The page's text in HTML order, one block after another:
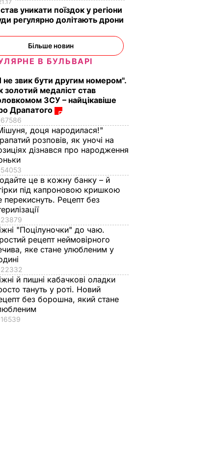
без
УКРАЇНІ
уникати поїздок у регіони
регулярно долітають дрони
Більше новин
В БУЛЬВАРІ
не звик бути другим номером".
золотий медаліст став
ЗСУ – найцікавіше
Драпатого
67586
доця народилася!"
розповів, як уночі на
дізнався про народження
54053
це в кожну банку – й
під капроновою кришкою
перекиснуть. Рецепт без
23879
"Поцілуночки" до чаю.
рецепт неймовірного
яке стане улюбленим у
22332
й пишні кабачкові оладки
тануть у роті. Новий
без борошна, який стане
16539